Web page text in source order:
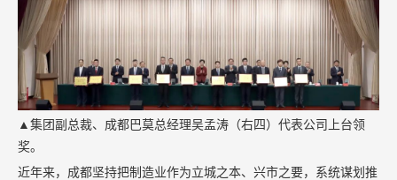
▲集团副总裁、成都巴莫总经理吴孟涛（右四）代表公司上台领
奖。
近年来，成都坚持把制造业作为立城之本、兴市之要，系统谋划推